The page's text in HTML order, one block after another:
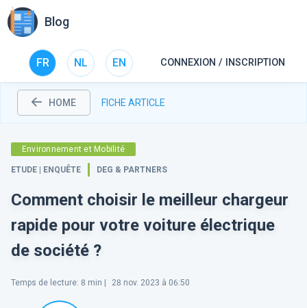
Blog
FR NL EN CONNEXION / INSCRIPTION
HOME FICHE ARTICLE
Environnement et Mobilité
ETUDE | ENQUÊTE DEG & PARTNERS
Comment choisir le meilleur chargeur
rapide pour votre voiture électrique
de société ?
Temps de lecture: 8 min | 28 nov. 2023 à 06:50